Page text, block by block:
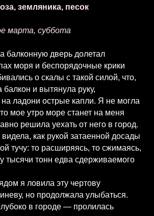
земляника, песок
марта, суббота
балконную дверь долетал
моря и беспорядочные крики
о скалы с такой силой, что,
и вытянула руку,
на ладони острые капли. Я не могла
мое утро море станет на меня
решила уехать от него в город.
как рукой затаенной досады
тучу: то расширяясь, то сжимаясь,
тысячи тонн едва сдерживаемого
я ловила эту чертову
но продолжала улыбаться.
в городе — пролилась